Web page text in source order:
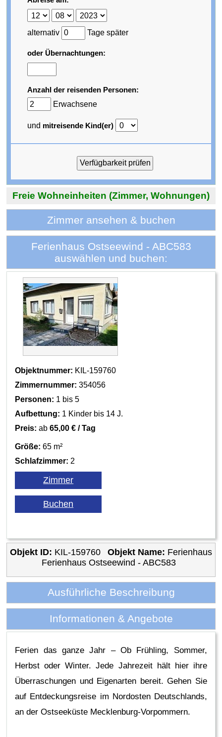
alternativ Tage später
oder Übernachtungen:
Anzahl der reisenden Personen:
Erwachsene
und mitreisende Kind(er)
Freie Wohneinheiten (Zimmer, Wohnungen)
Zimmer ansehen & buchen
Ferienhaus Ostseewind - ABC583
auswählen und buchen:
Objektnummer: KIL-159760
Zimmernummer: 354056
Personen: 1 bis 5
Aufbettung: 1 Kinder bis 14 J.
Preis: ab65,00 € / Tag
Größe: 65 m²
Schlafzimmer: 2
Objekt ID: KIL-159760 Objekt Name: Ferienhaus
Ferienhaus Ostseewind - ABC583
Ausführliche Beschreibung
Informationen & Angebote
Ferien das ganze Jahr – Ob Frühling, Sommer,
Herbst oder Winter. Jede Jahrezeit hält hier ihre
Überraschungen und Eigenarten bereit. Gehen Sie
auf Entdeckungsreise im Nordosten Deutschlands,
an der Ostseeküste Mecklenburg-Vorpommern.